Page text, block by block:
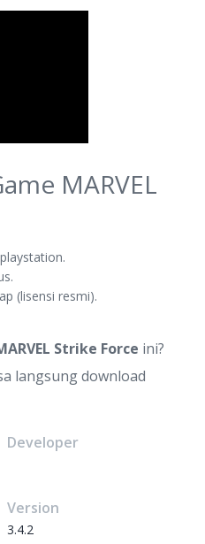
MARVEL
(lisensi resmi).
Strike Force ini?
langsung download
Developer
Version
3.4.2